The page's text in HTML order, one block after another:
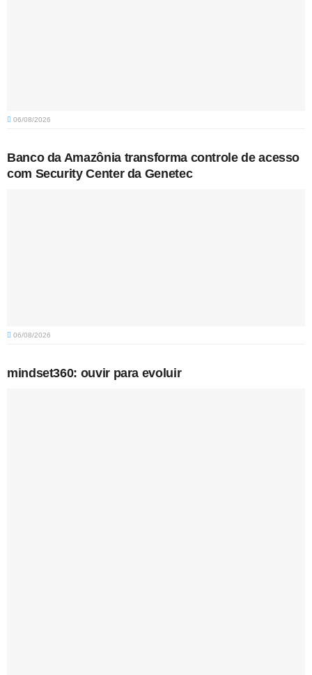
06/08/2026
Banco da Amazônia transforma controle de acesso
com Security Center da Genetec
06/08/2026
mindset360: ouvir para evoluir